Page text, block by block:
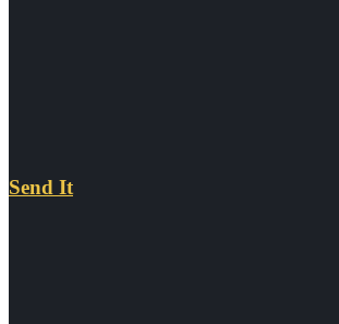
Send It